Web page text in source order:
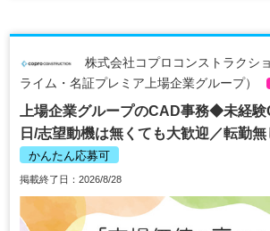
株式会社コプロコンストラクシ
ライム・名証プレミア上場企業グループ）
上場企業グループのCAD事務◆未経
日/志望動機は無くても大歓迎／転勤
かんたん応募可
掲載終了日：2026/8/28